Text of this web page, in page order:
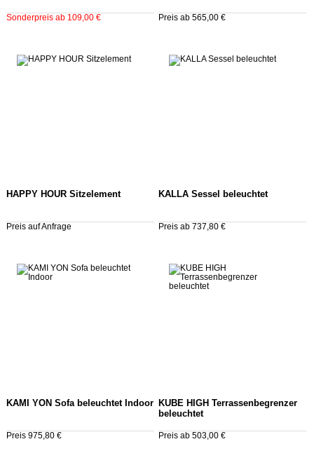
Sonderpreis ab 109,00 € Preis ab 565,00 €
HAPPY HOUR Sitzelement
Preis auf Anfrage
KALLA Sessel beleuchtet
Preis ab 737,80 €
KAMI YON Sofa beleuchtet Indoor
Preis 975,80 €
KUBE HIGH Terrassenbegrenzer
beleuchtet
Preis ab 503,00 €